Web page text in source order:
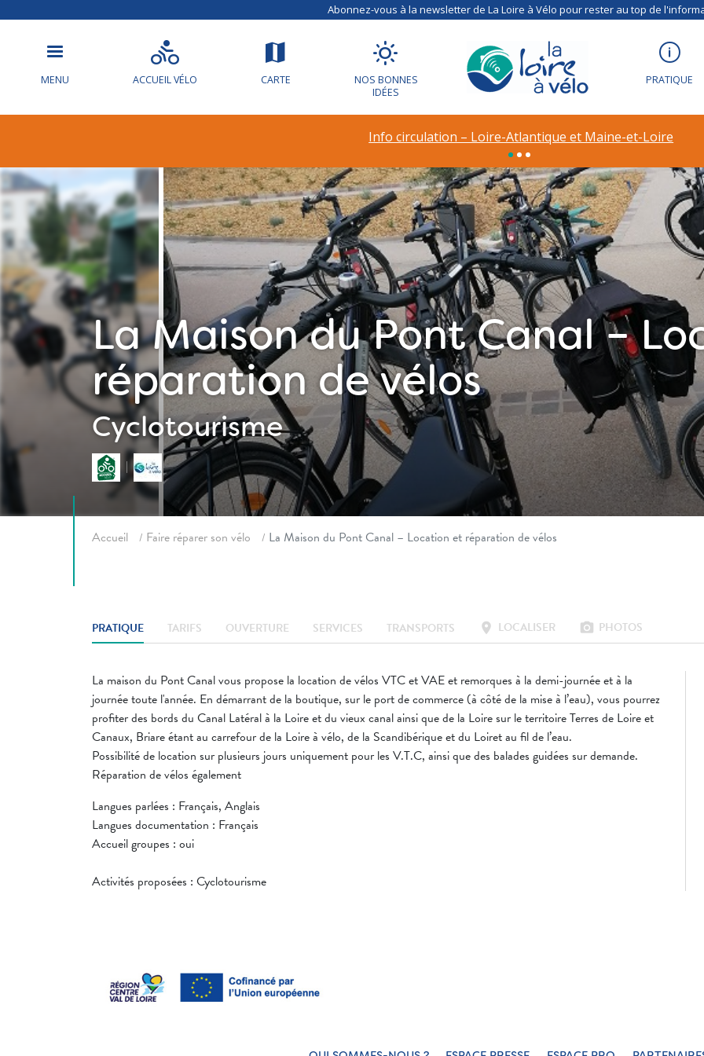
Abonnez-vous à la newsletter de La Loire à Vélo pour rester au top de
MENU ACCUEIL VÉLO CARTE
NOS BONNES
IDÉES
PRATIQUE
Info circulation – Loire-Atlantique et Maine-et-Loire
La Maison du Pont Canal –
réparation de vélos
Cyclotourisme
Accueil Faire réparer son vélo La Maison du Pont Canal – Location et réparation de vélos
PRATIQUE TARIFS OUVERTURE SERVICES TRANSPORTS location_on LOCALISER photo_camera PHOTOS
La maison du Pont Canal vous propose la location de vélos VTC et VAE et remorques à la demi-journée et à la
journée toute l'année. En démarrant de la boutique, sur le port de commerce (à côté de la mise à l’eau), vous pourrez
profiter des bords du Canal Latéral à la Loire et du vieux canal ainsi que de la Loire sur le territoire Terres de Loire et
Canaux, Briare étant au carrefour de la Loire à vélo, de la Scandibérique et du Loiret au fil de l’eau.
Possibilité de location sur plusieurs jours uniquement pour les V.T.C, ainsi que des balades guidées sur demande.
Réparation de vélos également
Langues parlées : Français, Anglais
Langues documentation : Français
Accueil groupes : oui
Activités proposées : Cyclotourisme